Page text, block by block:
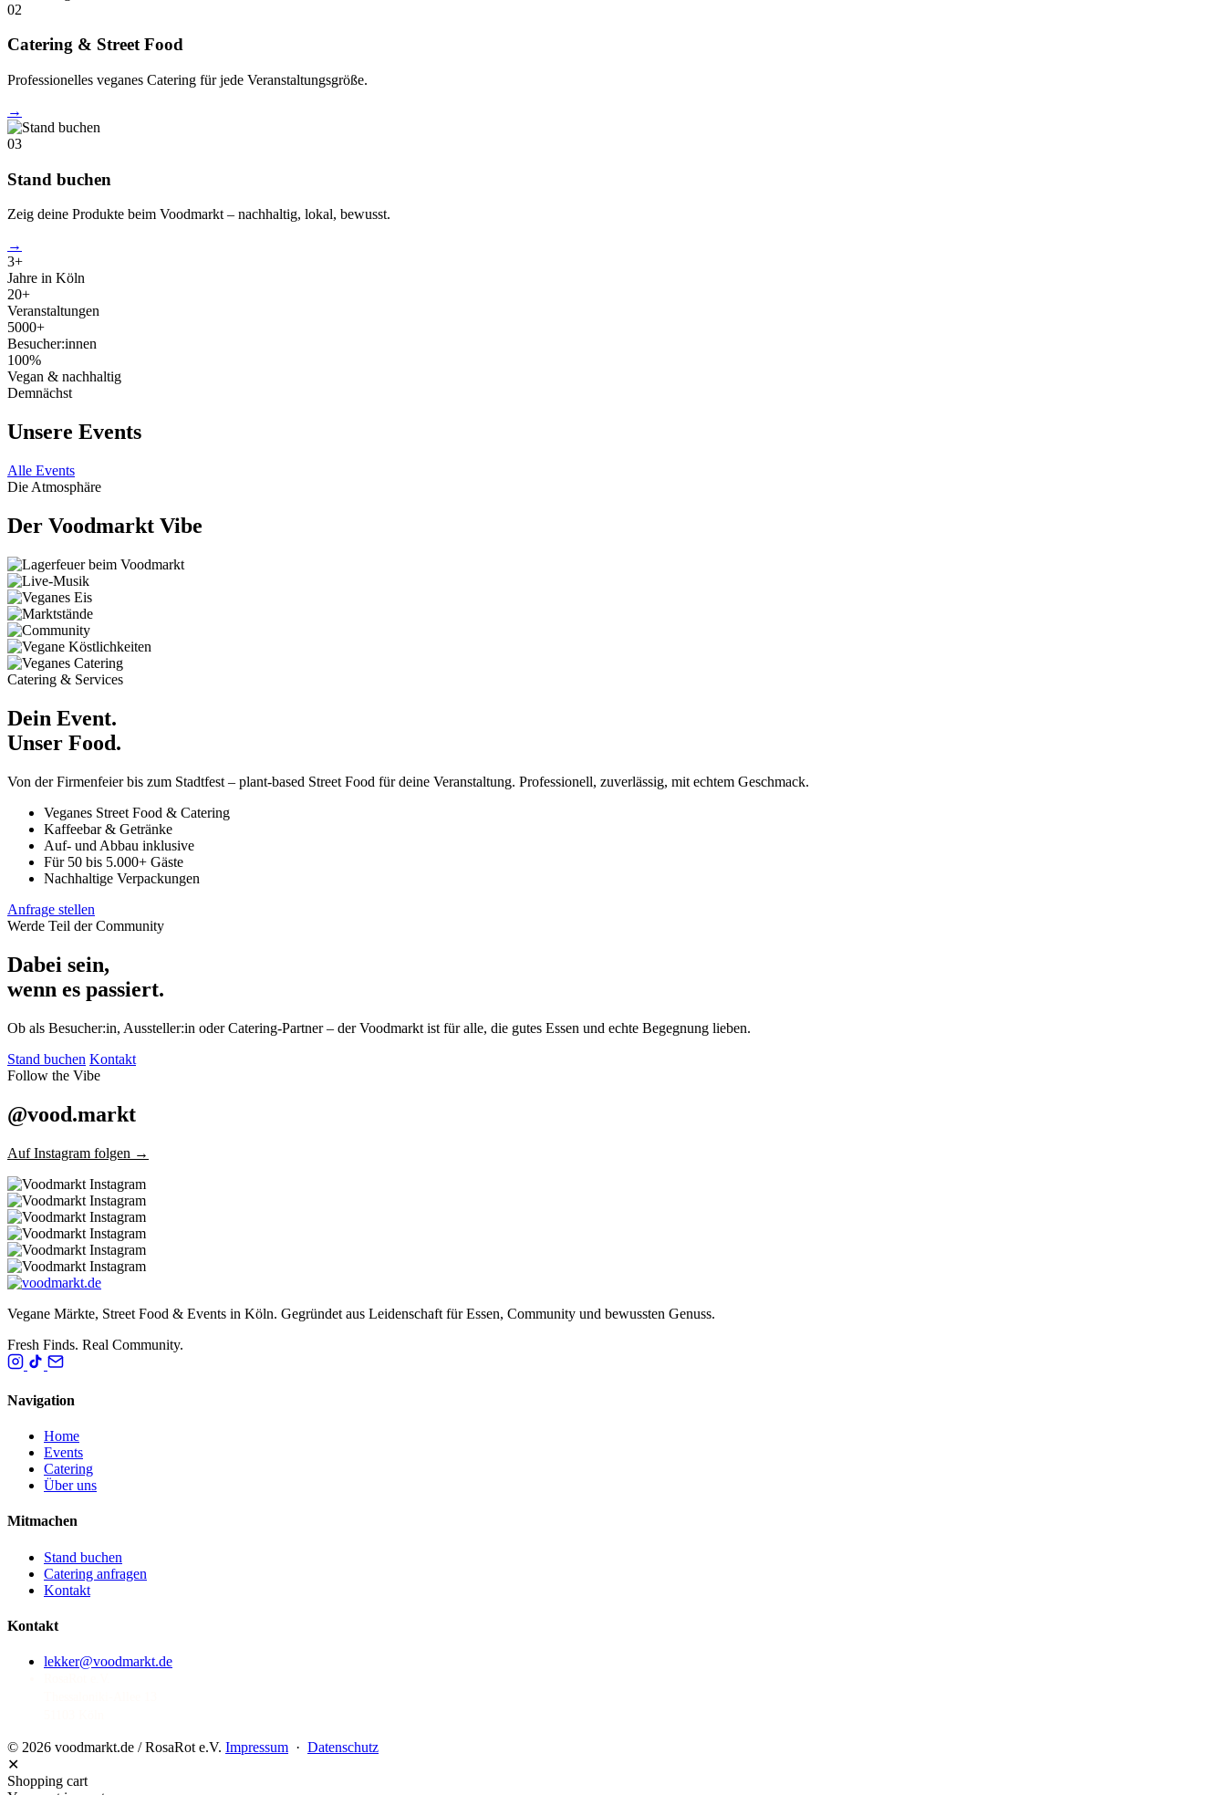
02
Catering & Street Food
Professionelles veganes Catering für jede Veranstaltungsgröße.
→
03
Stand buchen
Zeig deine Produkte beim Voodmarkt – nachhaltig, lokal, bewusst.
→
3+
Jahre in Köln
20+
Veranstaltungen
5000+
Besucher:innen
100%
Vegan & nachhaltig
Demnächst
Unsere Events
Alle Events
Die Atmosphäre
Der Voodmarkt Vibe
Catering & Services
Dein Event.
Unser Food.
Von der Firmenfeier bis zum Stadtfest – plant-based Street Food für deine Veranstaltung. Professionell, zuverlässig, mit echtem Geschmack.
Veganes Street Food & Catering
Kaffeebar & Getränke
Auf- und Abbau inklusive
Für 50 bis 5.000+ Gäste
Nachhaltige Verpackungen
Anfrage stellen
Werde Teil der Community
Dabei sein,
wenn es passiert.
Ob als Besucher:in, Aussteller:in oder Catering-Partner – der Voodmarkt ist für alle, die gutes Essen und echte Begegnung lieben.
Stand buchen Kontakt
Follow the Vibe
@vood.markt
Auf Instagram folgen →
Vegane Märkte, Street Food & Events in Köln. Gegründet aus Leidenschaft für Essen, Community und bewussten Genuss.
Fresh Finds. Real Community.
Navigation
Home
Events
Catering
Über uns
Mitmachen
Stand buchen
Catering anfragen
Kontakt
Kontakt
lekker@voodmarkt.de
© 2026 voodmarkt.de / RosaRot e.V. Impressum · Datenschutz
✕
Shopping cart